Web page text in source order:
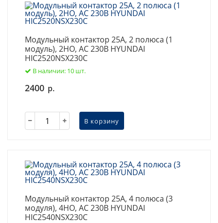
Модульный контактор 25А, 2 полюса (1
модуль), 2НО, AC 230В HYUNDAI
HIC2520NSX230C
В наличии: 10 шт.
2400 р.
В корзину
Модульный контактор 25А, 4 полюса (3
модуля), 4НО, AC 230В HYUNDAI
HIC2540NSX230C